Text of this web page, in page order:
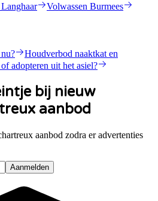
Volwassen Burmees
Houdverbod naaktkat en
adopteren uit het asiel?
bij nieuw
aanbod
aanbod zodra er advertenties
Aanmelden